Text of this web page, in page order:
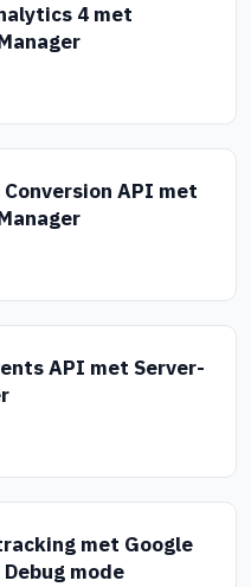
4 met
API met
API met Server-
met Google
mode